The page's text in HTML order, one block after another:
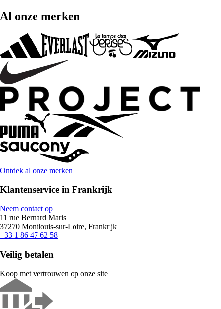
Al onze merken
Ontdek al onze merken
Klantenservice in Frankrijk
Neem contact op
11 rue Bernard Maris
37270 Montlouis-sur-Loire, Frankrijk
+33 1 86 47 62 58
Veilig betalen
Koop met vertrouwen op onze site